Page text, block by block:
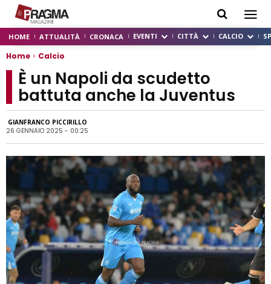
HOME ATTUALITÀ CRONACA EVENTI CITTÀ CALCIO
Home Calcio
È un Napoli da scudetto
battuta anche la Juventus
GIANFRANCO PICCIRILLO
26 GENNAIO 2025 - 00:25